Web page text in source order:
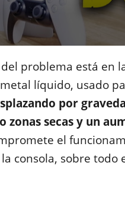
problema está en
líquido, usado
por
zonas secas y un
el
consola, sobre todo